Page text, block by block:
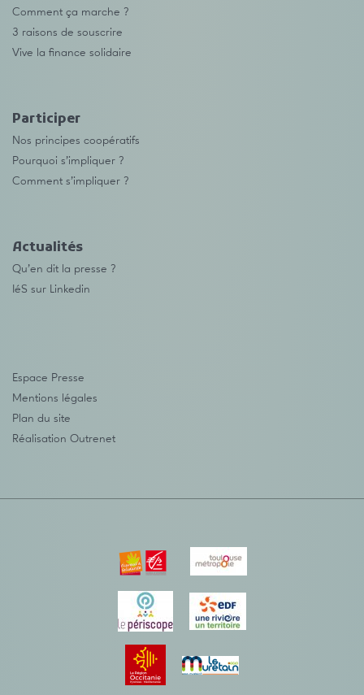
Comment ça marche ?
3 raisons de souscrire
Vive la finance solidaire
Participer
Nos principes coopératifs
Pourquoi s’impliquer ?
Comment s’impliquer ?
Actualités
Qu’en dit la presse ?
IéS sur Linkedin
Espace Presse
Mentions légales
Plan du site
Réalisation Outrenet